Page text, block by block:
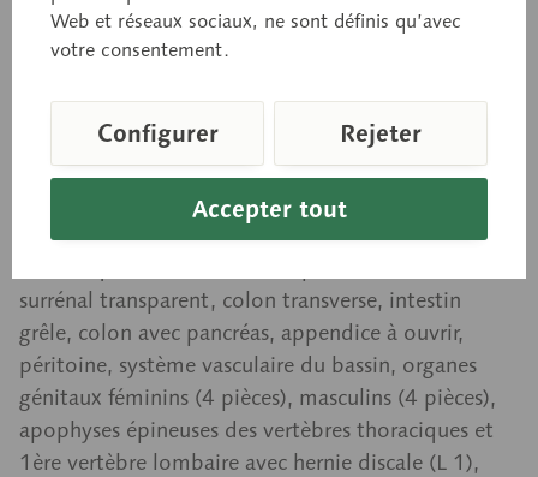
en 32 parties comme suit: moitié gauche du
cerveau, œil avec muscles et nerf optique, muscle
sterno cléido mastoïdien, parois thoraciques
féminine, et masculine, paroi abdominale, moitiés
des poumons (2 pièces), cœur (2 pièces), arbre
surrénal transparent, colon transverse, intestin
grêle, colon avec pancréas, appendice à ouvrir,
péritoine, système vasculaire du bassin, organes
génitaux féminins (4 pièces), masculins (4 pièces),
apophyses épineuses des vertèbres thoraciques et
1ère vertèbre lombaire avec hernie discale (L 1),
Web et réseaux sociaux, ne sont définis qu’avec
votre consentement.
Accepter tout
Configurer Rejeter